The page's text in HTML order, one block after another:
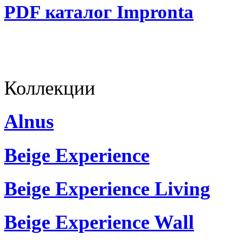
PDF каталог Impronta
Коллекции
Alnus
Beige Experience
Beige Experience Living
Beige Experience Wall